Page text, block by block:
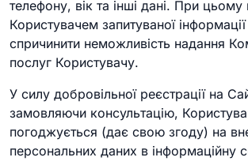
телефону, вік та інші дані. При цьому
Користувачем запитуваної
спричинити неможливість надання
послуг Користувачу.
У силу добровільної реєстрації на
замовляючи консультацію,
погоджується (дає свою згоду) на
персональних даних в інформаційну